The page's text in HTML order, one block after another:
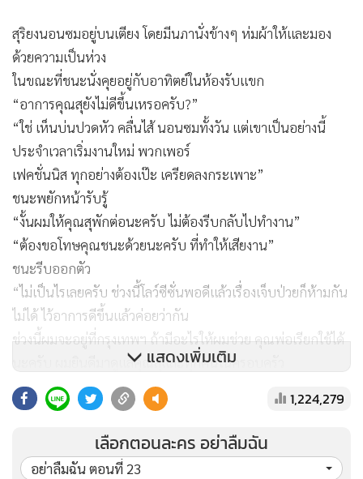
สุริยงนอนซมอยู่บนเตียง โดยมีนภานั่งข้างๆ ห่มผ้าให้และมอง
ด้วยความเป็นห่วง
ในขณะที่ชนะนั่งคุยอยู่กับอาทิตย์ในห้องรับแขก
“อาการคุณสุยังไม่ดีขึ้นเหรอครับ?”
“ใช่ เห็นบ่นปวดหัว คลื่นไส้ นอนซมทั้งวัน แต่เขาเป็นอย่างนี้
ประจำเวลาเริ่มงานใหม่ พวกเพอร์
เฟคชั่นนิส ทุกอย่างต้องเป๊ะ เครียดลงกระเพาะ”
ชนะพยักหน้ารับรู้
“งั้นผมให้คุณสุพักต่อนะครับ ไม่ต้องรีบกลับไปทำงาน”
“ต้องขอโทษคุณชนะด้วยนะครับ ที่ทำให้เสียงาน”
ชนะรีบออกตัว
“ไม่เป็นไรเลยครับ ช่วงนี้โลว์ซีซั่นพอดีแล้วเรื่องเจ็บป่วยก็ห้ามกัน
ไม่ได้ ไว้อาการดีขึ้นแล้วค่อยว่ากัน
ช่วงนี้ผมจะอยู่ที่กรุงเทพฯ ถ้ามีอะไรให้ผมช่วย คุณพ่อเรียกใช้ได้
นะครับ ผมยินดีมาดูแลคุณสุและทุกคนในครอบครัว
ครับ”
อาทิตย์ยิ้มให้ชนะ “ขอบคุณมากครับ”
ชนะนึกได้จึงค่อยๆ ตะล่อมถาม
“เอ่อ แล้วช่วงนี้คุณเอื้อกับคุณเขมชาติแวะมาที่นี่บ้างหรือเปล่า
แสดงเพิ่มเติม
1,224,279
เลือกตอนละคร อย่าลืมฉัน
อย่าลืมฉัน ตอนที่ 23